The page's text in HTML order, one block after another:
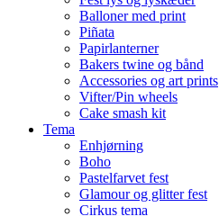
Balloner med print
Piñata
Papirlanterner
Bakers twine og bånd
Accessories og art prints
Vifter/Pin wheels
Cake smash kit
Tema
Enhjørning
Boho
Pastelfarvet fest
Glamour og glitter fest
Cirkus tema